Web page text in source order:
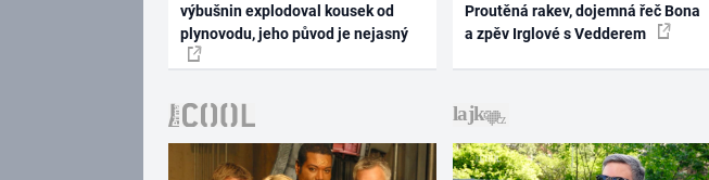
výbušnin explodoval kousek od
plynovodu, jeho původ je nejasný
Proutěná rakev, dojemná řeč Bona
a zpěv Irglové s Vedderem